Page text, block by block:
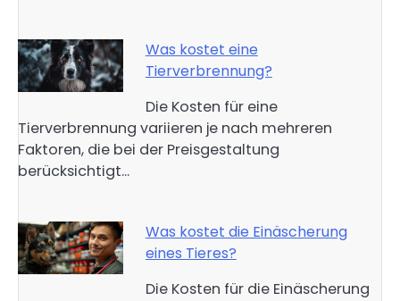
Was kostet eine
Tierverbrennung?
Die Kosten für eine
Tierverbrennung variieren je nach mehreren
Faktoren, die bei der Preisgestaltung
berücksichtigt…
Was kostet die Einäscherung
eines Tieres?
Die Kosten für die Einäscherung